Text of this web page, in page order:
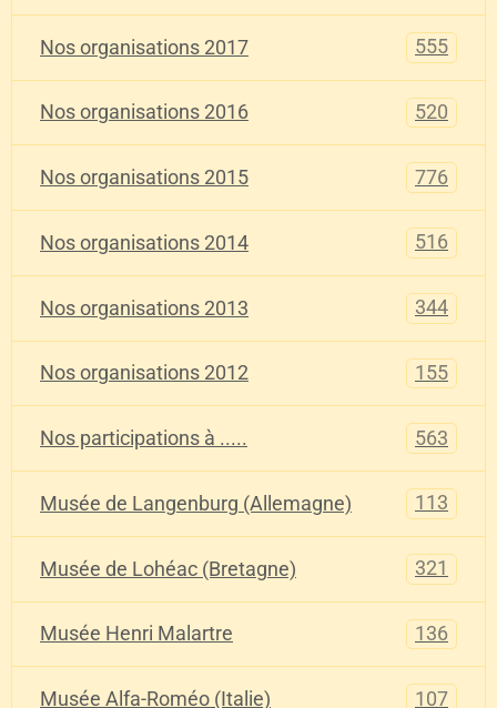
Nos organisations 2017 555
Nos organisations 2016 520
Nos organisations 2015 776
Nos organisations 2014 516
Nos organisations 2013 344
Nos organisations 2012 155
Nos participations à ..... 563
Musée de Langenburg (Allemagne) 113
Musée de Lohéac (Bretagne) 321
Musée Henri Malartre 136
Musée Alfa-Roméo (Italie) 107